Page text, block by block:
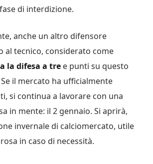
di interdizione.
anche un altro difensore
al tecnico, considerato come
la difesa a tre e punti su questo
il mercato ha ufficialmente
si continua a lavorare con una
in mente: il 2 gennaio. Si aprirà,
invernale di calciomercato, utile
in caso di necessità.